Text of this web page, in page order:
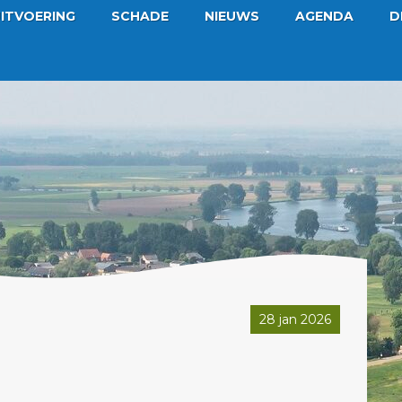
SCHADE NIEUWS AGENDA
28 jan 2026